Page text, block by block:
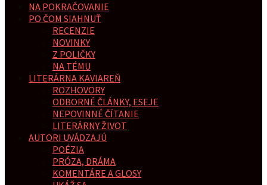
NA POKRAČOVANIE
PO ČOM SIAHNUŤ
RECENZIE
NOVINKY
Z POLIČKY
NA TÉMU
LITERÁRNA KAVIAREŇ
ROZHOVORY
ODBORNÉ ČLÁNKY, ESEJE
NEPOVINNÉ ČÍTANIE
LITERÁRNY ŽIVOT
AUTORI UVÁDZAJÚ
POÉZIA
PRÓZA, DRÁMA
KOMENTÁRE A GLOSY